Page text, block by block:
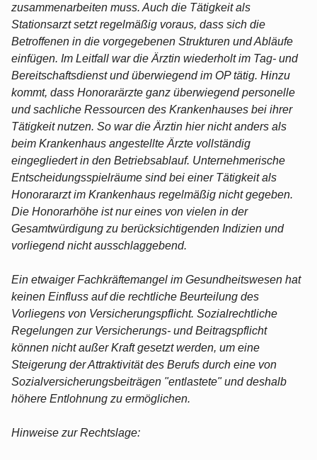
zusammenarbeiten muss. Auch die Tätigkeit als
Stationsarzt setzt regelmäßig voraus, dass sich die
Betroffenen in die vorgegebenen Strukturen und Abläufe
einfügen. Im Leitfall war die Ärztin wiederholt im Tag- und
Bereitschaftsdienst und überwiegend im OP tätig. Hinzu
kommt, dass Honorarärzte ganz überwiegend personelle
und sachliche Ressourcen des Krankenhauses bei ihrer
Tätigkeit nutzen. So war die Ärztin hier nicht anders als
beim Krankenhaus angestellte Ärzte vollständig
eingegliedert in den Betriebsablauf. Unternehmerische
Entscheidungsspielräume sind bei einer Tätigkeit als
Honorararzt im Krankenhaus regelmäßig nicht gegeben.
Die Honorarhöhe ist nur eines von vielen in der
Gesamtwürdigung zu berücksichtigenden Indizien und
vorliegend nicht ausschlaggebend.
Ein etwaiger Fachkräftemangel im Gesundheitswesen hat
keinen Einfluss auf die rechtliche Beurteilung des
Vorliegens von Versicherungspflicht. Sozialrechtliche
Regelungen zur Versicherungs- und Beitragspflicht
können nicht außer Kraft gesetzt werden, um eine
Steigerung der Attraktivität des Berufs durch eine von
Sozialversicherungsbeiträgen "entlastete" und deshalb
höhere Entlohnung zu ermöglichen.
Hinweise zur Rechtslage: